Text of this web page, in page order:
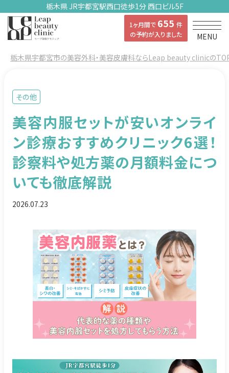
栃木県 JR宇都宮駅西口徒歩1分 西口ビル5F
1ヶ月間で 655 件
の予約が入りました
MENU
栃木県宇都宮市の美容外科・美容皮膚科ならLeap beauty clinicの
その他
美容内服セットが安いオンライ
ン診療おすすめクリニック6選！
診察料や処方薬の月額料金につ
いても徹底解説
2026.07.23